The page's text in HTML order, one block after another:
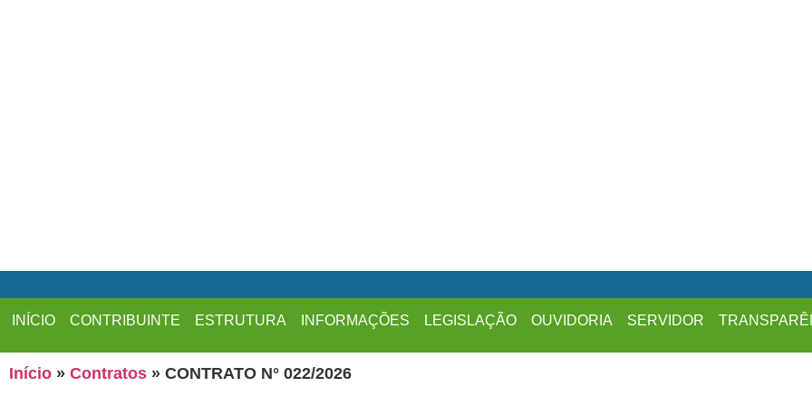
INÍCIO CONTRIBUINTE ESTRUTURA INFORMAÇÕES LEGISLAÇÃO OUVIDORIA SERVIDOR
Início » Contratos » CONTRATO N° 022/2026